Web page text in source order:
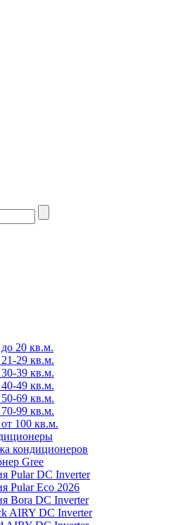
20 кв.м.
29 кв.м.
39 кв.м.
49 кв.м.
69 кв.м.
99 кв.м.
100 кв.м.
кондиционеров
Gree
Pular DC Inverter
Pular Eco 2026
Bora DC Inverter
AIRY DC Inverter